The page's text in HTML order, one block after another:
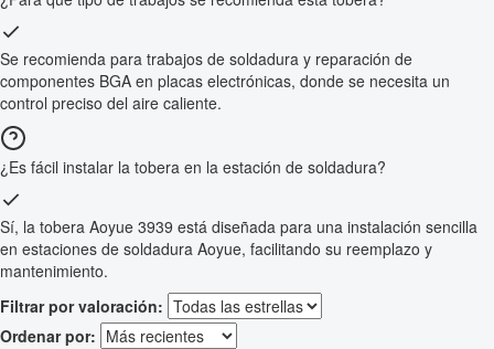
Se recomienda para trabajos de soldadura y reparación de
componentes BGA en placas electrónicas, donde se necesita un
control preciso del aire caliente.
¿Es fácil instalar la tobera en la estación de soldadura?
Sí, la tobera Aoyue 3939 está diseñada para una instalación sencilla
en estaciones de soldadura Aoyue, facilitando su reemplazo y
mantenimiento.
Filtrar por valoración:
Ordenar por: